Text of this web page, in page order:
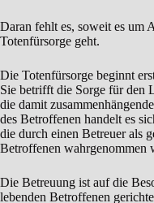
Daran fehlt es, soweit es um
Totenfürsorge geht.
Die Totenfürsorge beginnt
Sie betrifft die Sorge für den
die damit
des Betroffenen handelt es
die durch einen Betreuer als
Betroffenen wahrgenommen
Die Betreuung ist auf die
lebenden Betroffenen